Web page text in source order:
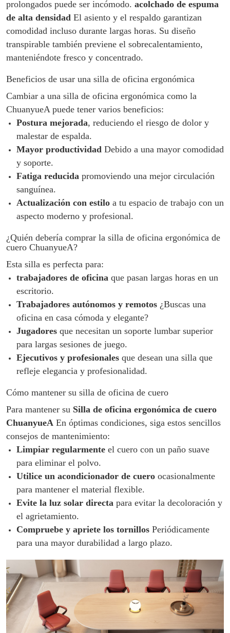
prolongados puede ser incómodo. acolchado de espuma
de alta densidad El asiento y el respaldo garantizan
comodidad incluso durante largas horas. Su diseño
transpirable también previene el sobrecalentamiento,
manteniéndote fresco y concentrado.
Beneficios de usar una silla de oficina ergonómica
Cambiar a una silla de oficina ergonómica como la
ChuanyueA puede tener varios beneficios:
Postura mejorada, reduciendo el riesgo de dolor y
malestar de espalda.
Mayor productividad Debido a una mayor comodidad
y soporte.
Fatiga reducida promoviendo una mejor circulación
sanguínea.
Actualización con estilo a tu espacio de trabajo con un
aspecto moderno y profesional.
¿Quién debería comprar la silla de oficina ergonómica de
cuero ChuanyueA?
Esta silla es perfecta para:
trabajadores de oficina que pasan largas horas en un
escritorio.
Trabajadores autónomos y remotos ¿Buscas una
oficina en casa cómoda y elegante?
Jugadores que necesitan un soporte lumbar superior
para largas sesiones de juego.
Ejecutivos y profesionales que desean una silla que
refleje elegancia y profesionalidad.
Cómo mantener su silla de oficina de cuero
Para mantener su Silla de oficina ergonómica de cuero
ChuanyueA En óptimas condiciones, siga estos sencillos
consejos de mantenimiento:
Limpiar regularmente el cuero con un paño suave
para eliminar el polvo.
Utilice un acondicionador de cuero ocasionalmente
para mantener el material flexible.
Evite la luz solar directa para evitar la decoloración y
el agrietamiento.
Compruebe y apriete los tornillos Periódicamente
para una mayor durabilidad a largo plazo.